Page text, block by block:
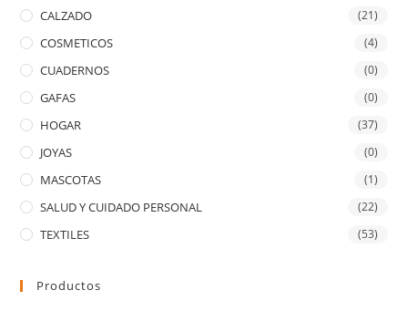
CALZADO (21)
COSMETICOS (4)
CUADERNOS (0)
GAFAS (0)
HOGAR (37)
JOYAS (0)
MASCOTAS (1)
SALUD Y CUIDADO PERSONAL (22)
TEXTILES (53)
Productos